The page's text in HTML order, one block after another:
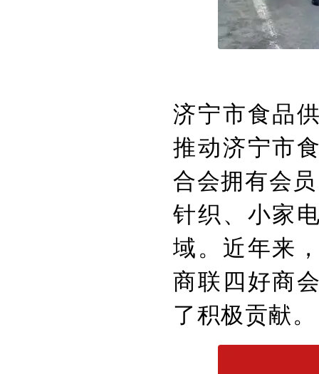
济宁市食品
推动济宁市
合会拥有会
针织、小家
域。近年来
商联四好商
了积极贡献。